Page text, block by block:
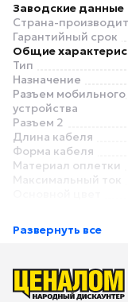
Заводские данные
Страна-
Гарантийный срок
Общие
Тип
Назначение
Разъем мобильного
устройства
Разъем 2
Длина кабеля
Форма кабеля
Материал оплетки
Максимальный ток
Угловой разъем
разъем
LED-индикатор /
подсветка
Развернуть все